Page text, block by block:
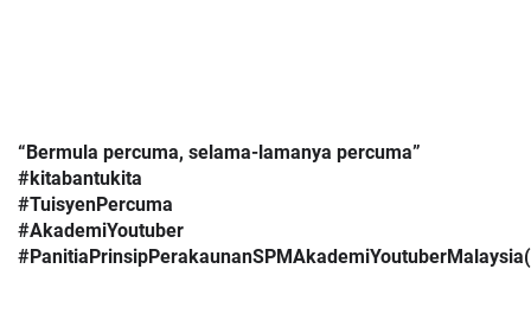
“Bermula percuma, selama-lamanya percuma”
#kitabantukita
#TuisyenPercuma
#AkademiYoutuber